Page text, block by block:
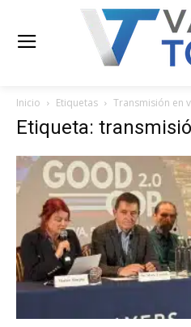
Inicio Etiquetas Transmisión en
Etiqueta: